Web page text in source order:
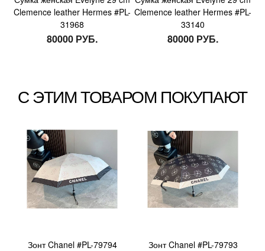
Clemence leather Hermes #PL-
31968
80000 РУБ.
Clemence leather Hermes #PL-
33140
80000 РУБ.
С ЭТИМ ТОВАРОМ ПОКУПАЮТ
Зонт Chanel #PL-79794 Зонт Chanel #PL-79793